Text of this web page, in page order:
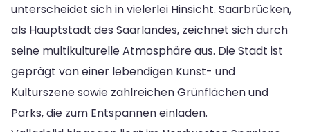
unterscheidet sich in vielerlei Hinsicht. Saarbrücken,
als Hauptstadt des Saarlandes, zeichnet sich durch
seine multikulturelle Atmosphäre aus. Die Stadt ist
geprägt von einer lebendigen Kunst- und
Kulturszene sowie zahlreichen Grünflächen und
Parks, die zum Entspannen einladen.